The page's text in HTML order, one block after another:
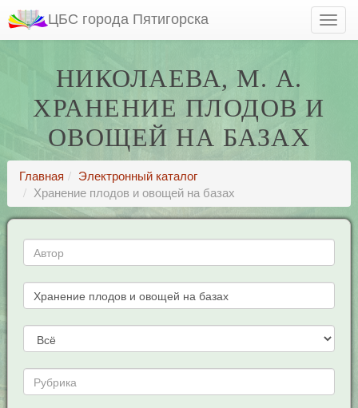
ЦБС города Пятигорска
НИКОЛАЕВА, М. А.
ХРАНЕНИЕ ПЛОДОВ И
ОВОЩЕЙ НА БАЗАХ
Главная
Электронный каталог
Хранение плодов и овощей на базах